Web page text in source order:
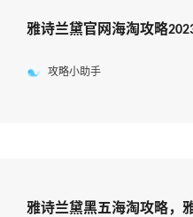
雅诗兰黛官网海淘攻略
攻略小助手
雅诗兰黛黑五海淘攻略，